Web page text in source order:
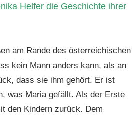
Helfer die Geschichte ihrer
am Rande des österreichischen
kein Mann anders kann, als an
dass sie ihm gehört. Er ist
was Maria gefällt. Als der Erste
den Kindern zurück. Dem